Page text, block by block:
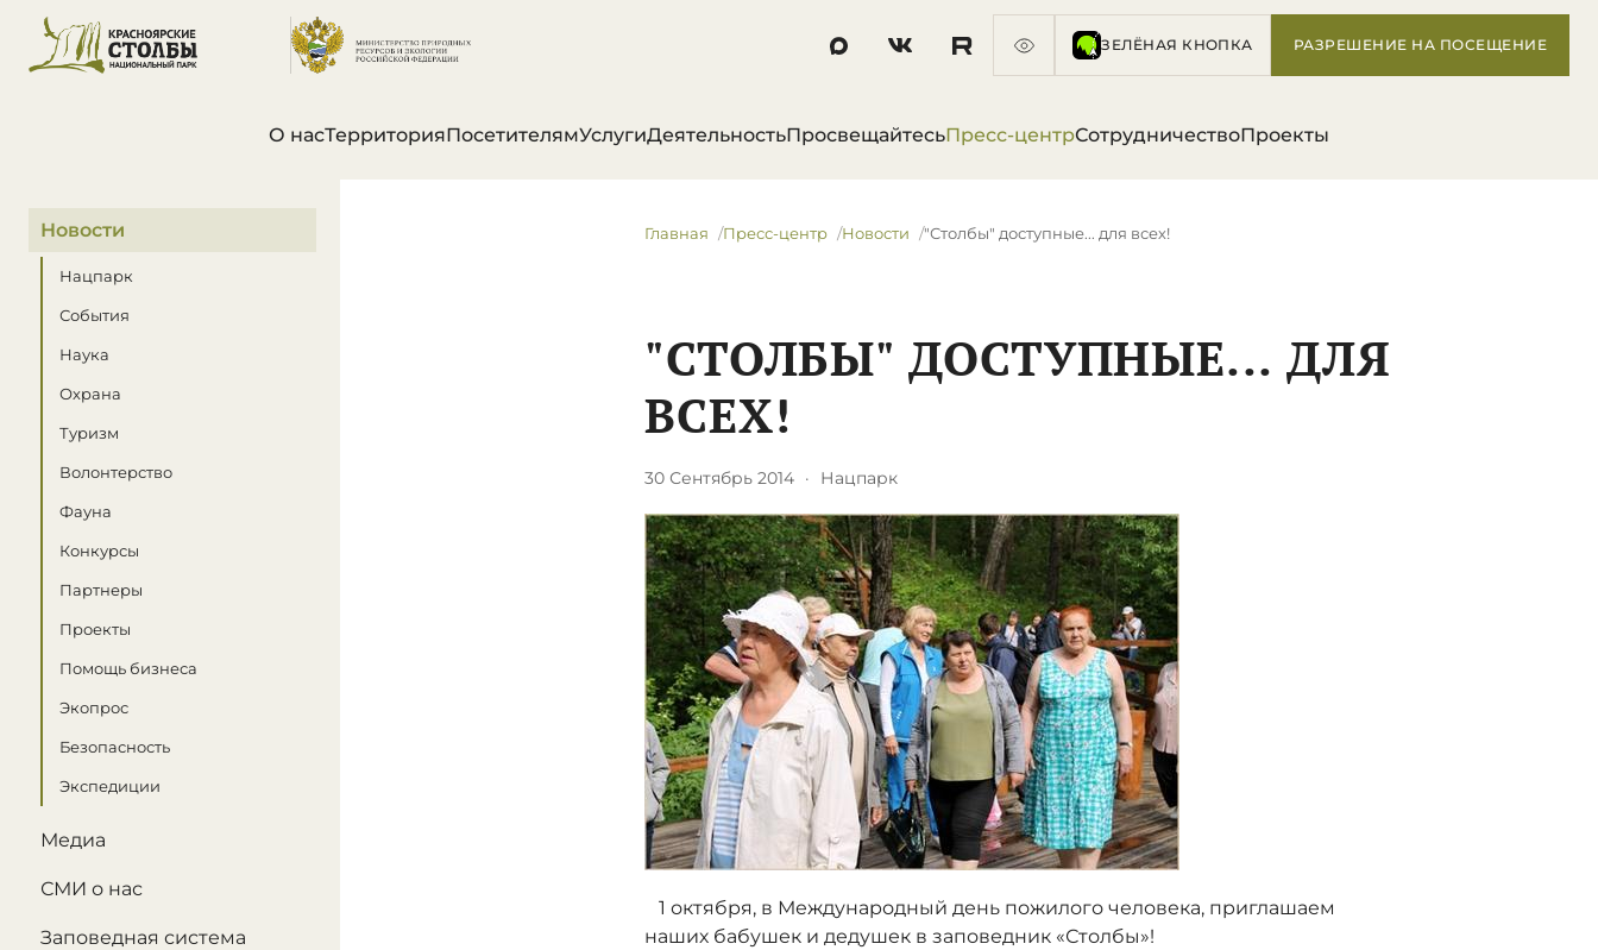
ЗЕЛЁНАЯ КНОПКА РАЗРЕШЕНИЕ НА ПОСЕЩЕНИЕ
О насТерриторияПосетителямУслугиДеятельностьПросвещайтесьПресс-центрСотрудничествоПроекты
В этом разделе
Новости
Нацпарк
События
Наука
Охрана
Туризм
Волонтерство
Фауна
Конкурсы
Партнеры
Проекты
Помощь бизнеса
Экопрос
Безопасность
Экспедиции
Медиа
СМИ о нас
Заповедная система
Главная Пресс-центр Новости "Столбы" доступные... для всех!
"СТОЛБЫ" ДОСТУПНЫЕ... ДЛЯ
ВСЕХ!
30 Сентябрь 2014 · Нацпарк
1 октября, в Международный день пожилого человека, приглашаем
наших бабушек и дедушек в заповедник «Столбы»!